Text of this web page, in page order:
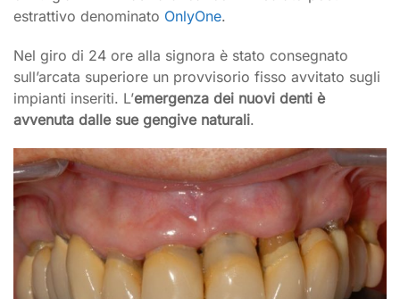
estrattivo denominato OnlyOne.
Nel giro di 24 ore alla signora è stato consegnato
sull’arcata superiore un provvisorio fisso avvitato sugli
impianti inseriti. L’emergenza dei nuovi denti è
avvenuta dalle sue gengive naturali.